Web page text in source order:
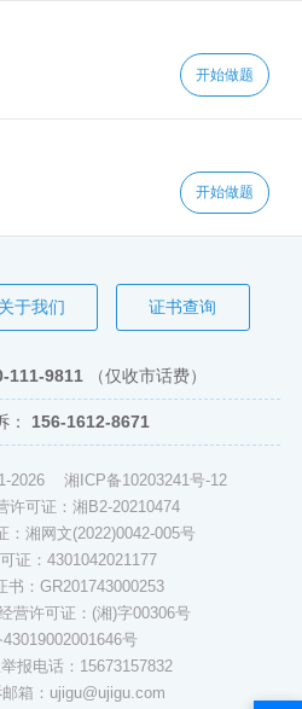
开始做题
开始做题
关于我们 证书查询
111-9811 （仅收市话费）
： 156-1612-8671
2026 湘ICP备10203241号-12
许可证：湘B2-20210474
：湘网文(2022)0042-005号
证：4301042021177
书：GR201743000253
营许可证：(湘)字00306号
号
报电话：15673157832
箱：ujigu@ujigu.com